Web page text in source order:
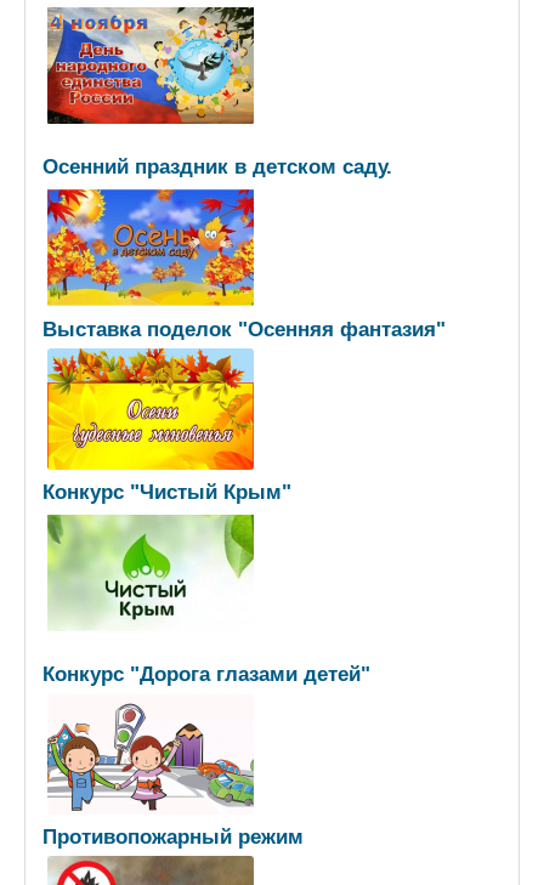
Осенний праздник в детском саду.
Выставка поделок "Осенняя фантазия"
Конкурс "Чистый Крым"
Конкурс "Дорога глазами детей"
Противопожарный режим